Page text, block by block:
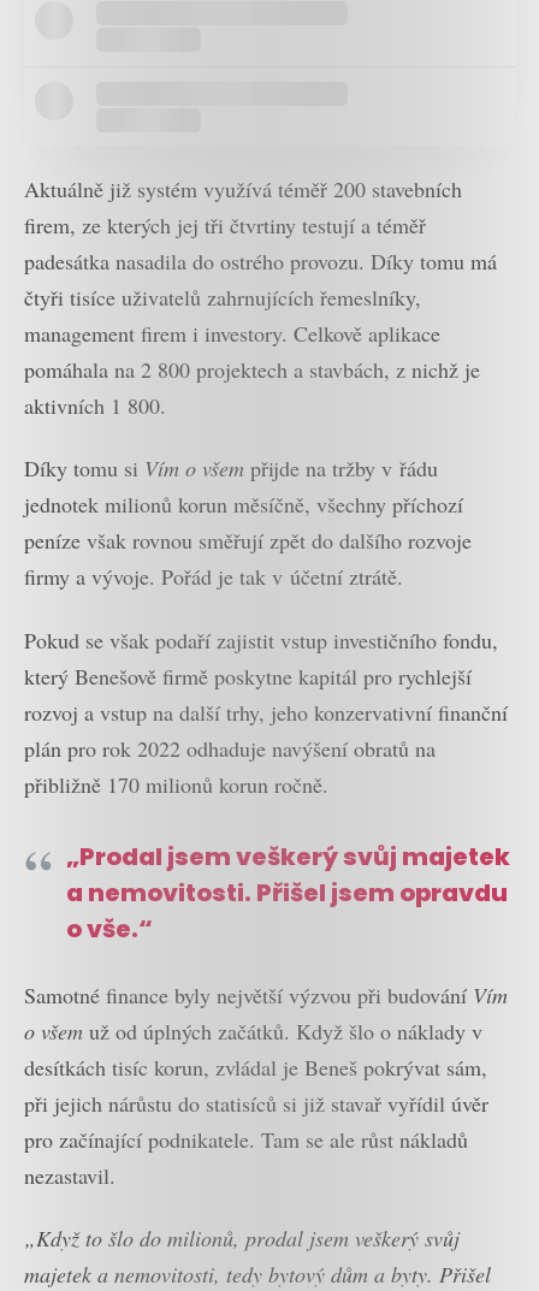
Aktuálně již systém využívá téměř 200 stavebních
firem, ze kterých jej tři čtvrtiny testují a téměř
padesátka nasadila do ostrého provozu. Díky tomu má
čtyři tisíce uživatelů zahrnujících řemeslníky,
management firem i investory. Celkově aplikace
pomáhala na 2 800 projektech a stavbách, z nichž je
aktivních 1 800.
Díky tomu si Vím o všem přijde na tržby v řádu
jednotek milionů korun měsíčně, všechny příchozí
peníze však rovnou směřují zpět do dalšího rozvoje
firmy a vývoje. Pořád je tak v účetní ztrátě.
Pokud se však podaří zajistit vstup investičního fondu,
který Benešově firmě poskytne kapitál pro rychlejší
rozvoj a vstup na další trhy, jeho konzervativní finanční
plán pro rok 2022 odhaduje navýšení obratů na
přibližně 170 milionů korun ročně.
„Prodal jsem veškerý svůj majetek
a nemovitosti. Přišel jsem opravdu
o vše.“
Samotné finance byly největší výzvou při budování Vím
o všem už od úplných začátků. Když šlo o náklady v
desítkách tisíc korun, zvládal je Beneš pokrývat sám,
při jejich nárůstu do statisíců si již stavař vyřídil úvěr
pro začínající podnikatele. Tam se ale růst nákladů
nezastavil.
„Když to šlo do milionů, prodal jsem veškerý svůj
majetek a nemovitosti, tedy bytový dům a byty. Přišel